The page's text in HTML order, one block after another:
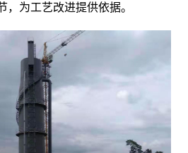
，为工艺改进提供依据。